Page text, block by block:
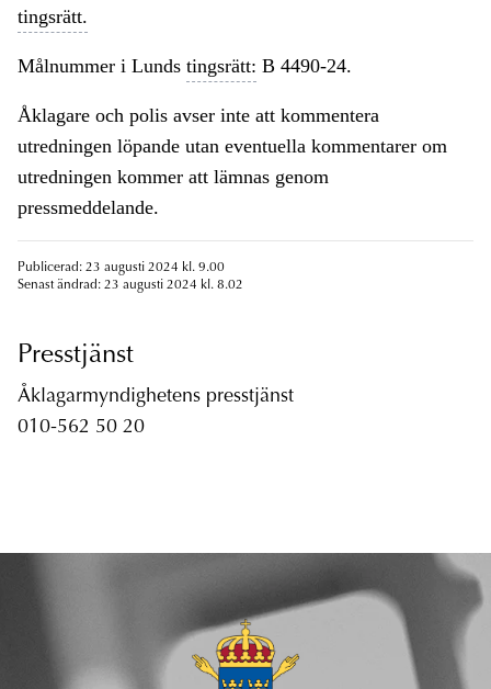
tingsrätt.
Målnummer i Lunds tingsrätt: B 4490-24.
Åklagare och polis avser inte att kommentera
utredningen löpande utan eventuella kommentarer om
utredningen kommer att lämnas genom
pressmeddelande.
Publicerad: 23 augusti 2024 kl. 9.00
Senast ändrad: 23 augusti 2024 kl. 8.02
Presstjänst
Åklagarmyndighetens presstjänst
010-562 50 20